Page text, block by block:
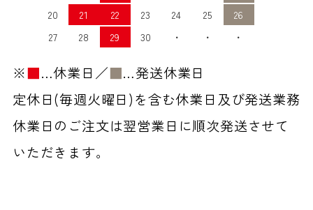
20
21 22 23 24 25
26
27
28 29 30 ・ ・ ・
※■…休業日／■…発送休業日
定休日(毎週火曜日)を含む休業日及び発送業務
休業日のご注文は翌営業日に順次発送させて
いただきます。